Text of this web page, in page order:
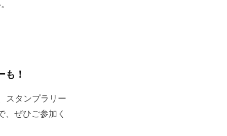
も！
スタンプラリー
、ぜひご参加く